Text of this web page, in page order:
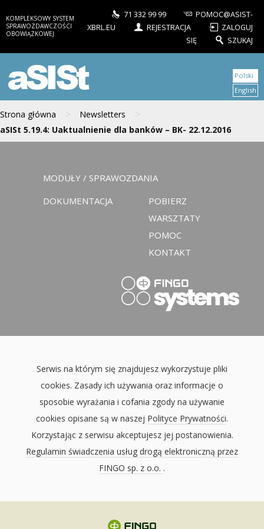
KOMPLEKSOWY SYSTEM
SPRAWOZDAWCZOŚCI
OBOWIĄZKOWEJ
71 332 99 99
POMOC@ASIST-
XBRL.EU
REJESTRACJA
ZALOGUJ
SIĘ
SZUKAJ
aSISt
Strona główna > Newsletters >
aSISt 5.19.4: Uaktualnienie dla banków – BK- 22.12.2016
Polski
English
MODUŁY / SPRAWOZDANIA
DOKUMENTACJA
POBIERZ
WARSZTATY
POMOC
KONTAKT
Serwis na którym się znajdujesz wykorzystuje pliki
cookies. Zasady ich używania oraz informacje o
sposobie wyrażania i cofania zgody na używanie
cookies opisane są w naszej Polityce Prywatności.
Korzystając z serwisu akceptujesz jej postanowienia.
Regulamin świadczenia usług drogą elektroniczną przez
FINGO sp. z o.o. .